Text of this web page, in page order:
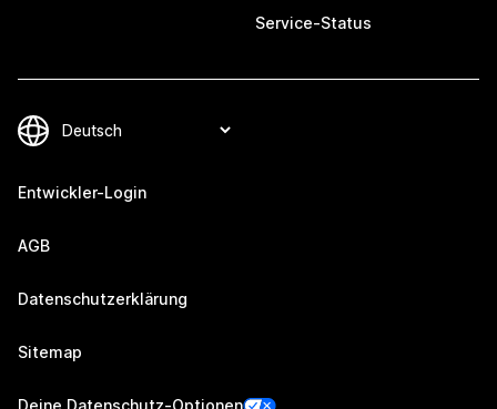
Service-Status
Entwickler-Login
AGB
Datenschutzerklärung
Sitemap
Deine Datenschutz-Optionen